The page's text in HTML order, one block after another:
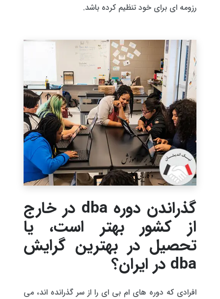
رزومه ای برای خود تنظیم کرده باشد.
گذراندن دوره dba در خارج
از کشور بهتر است، یا
تحصیل در بهترین گرایش
dba در ایران؟
افرادی که دوره های ام بی ای را از سر گذرانده اند، می